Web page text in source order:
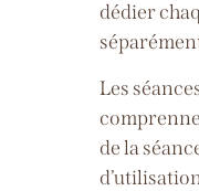
dédier
Les
de la